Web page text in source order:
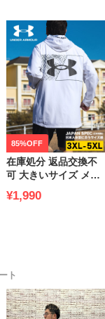
85%OFF
在庫処分 返品交換不
可 大きいサイズ メン
(アンダーアーマー) 日
¥1,990
ト